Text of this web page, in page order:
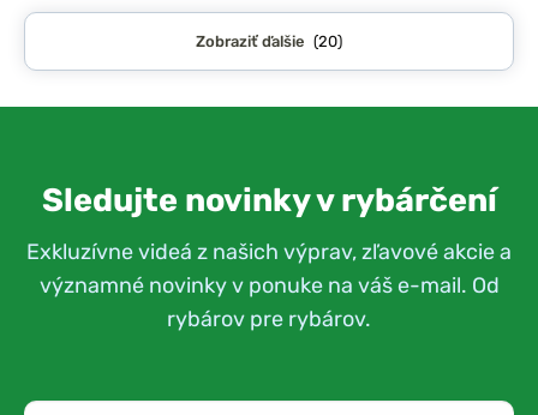
Zobraziť ďalšie (20)
Sledujte novinky v rybárčení
Exkluzívne videá z našich výprav, zľavové akcie a
významné novinky v ponuke na váš e-mail. Od
rybárov pre rybárov.